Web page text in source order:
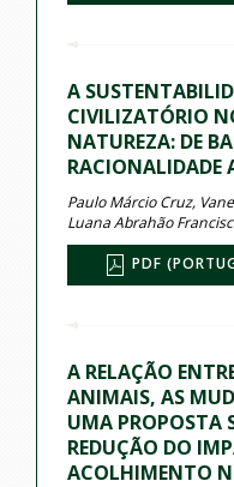
A
CIVILIZATÓRIO
NATUREZA: DE
RACIONALIDADE
Paulo Márcio Cruz,
Luana Abrahão
PDF
A RELAÇÃO
ANIMAIS, AS
UMA PROPOSTA
REDUÇÃO DO
ACOLHIMENTO